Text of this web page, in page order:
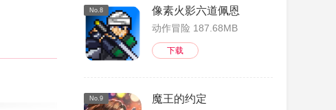
No.8 像素火影六道佩恩
动作冒险 187.68MB
下载
No.9 魔王的约定